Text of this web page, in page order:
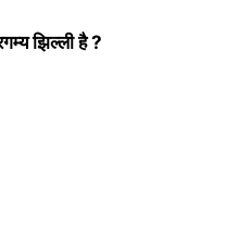
झिल्ली है ?